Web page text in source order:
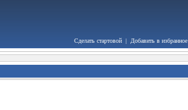
Сделать стартовой | Добавить в избранное